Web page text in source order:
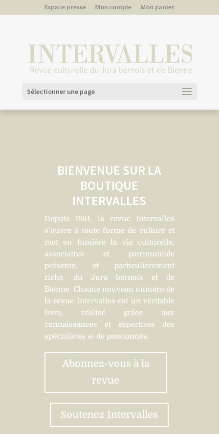
Espace presse Mon compte Mon panier
Sélectionner une page
BIENVENUE SUR LA
BOUTIQUE
INTERVALLES
Depuis 1981, la revue Intervalles
s’ouvre à toute forme de culture et
met en lumière la vie culturelle,
associative et patrimoniale
présente, et particulièrement
riche, du Jura bernois et de
Bienne. Chaque nouveau numéro de
la revue Intervalles est un véritable
livre, réalisé grâce aux
connaissances et expertises des
spécialistes et de passionnés.
Abonnez-vous à la
revue
Soutenez Intervalles